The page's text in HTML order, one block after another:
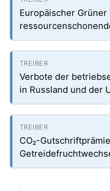
Europäischer
Verbote der
in Russland und der
CO₂-